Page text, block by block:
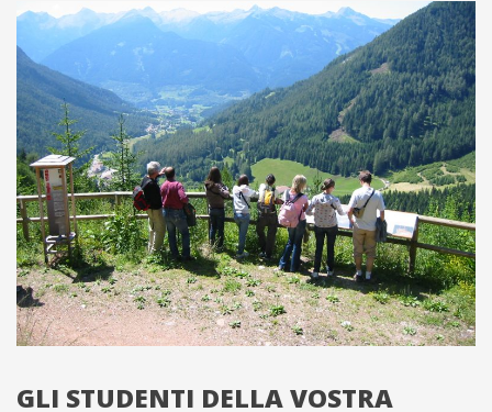
GLI STUDENTI DELLA VOSTRA